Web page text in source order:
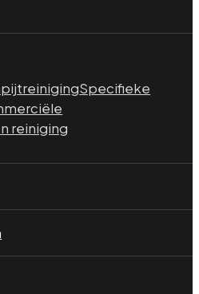
Specifieke
reiniging